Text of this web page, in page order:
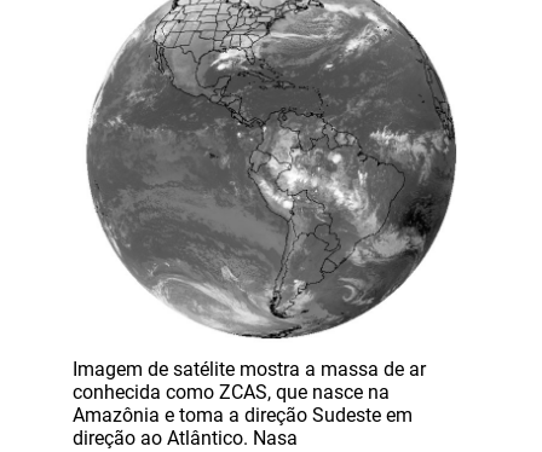
Imagem de satélite mostra a massa de ar
conhecida como ZCAS, que nasce na
Amazônia e toma a direção Sudeste em
direção ao Atlântico. Nasa